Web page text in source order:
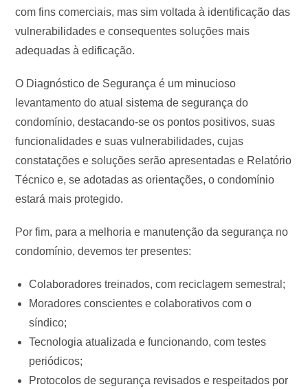
com fins comerciais, mas sim voltada à identificação das
vulnerabilidades e consequentes soluções mais
adequadas à edificação.
O Diagnóstico de Segurança é um minucioso
levantamento do atual sistema de segurança do
condomínio, destacando-se os pontos positivos, suas
funcionalidades e suas vulnerabilidades, cujas
constatações e soluções serão apresentadas e Relatório
Técnico e, se adotadas as orientações, o condomínio
estará mais protegido.
Por fim, para a melhoria e manutenção da segurança no
condomínio, devemos ter presentes:
Colaboradores treinados, com reciclagem semestral;
Moradores conscientes e colaborativos com o
síndico;
Tecnologia atualizada e funcionando, com testes
periódicos;
Protocolos de segurança revisados e respeitados por